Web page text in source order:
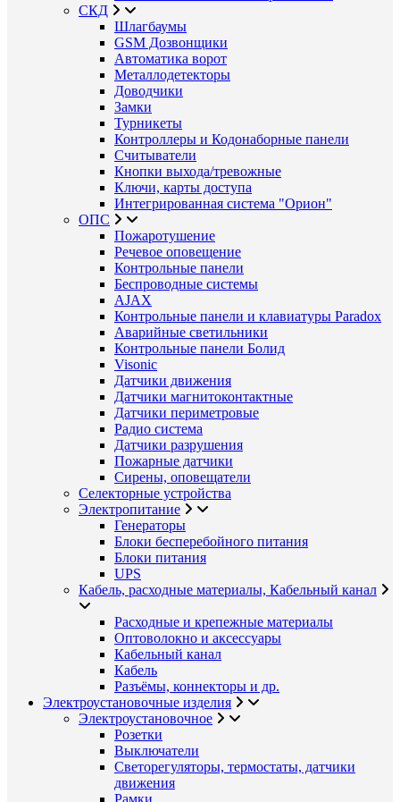
СКД
Шлагбаумы
GSM Дозвонщики
Автоматика ворот
Металлодетекторы
Доводчики
Замки
Турникеты
Контроллеры и Кодонаборные панели
Считыватели
Кнопки выхода/тревожные
Ключи, карты доступа
Интегрированная система "Орион"
ОПС
Пожаротушение
Речевое оповещение
Контрольные панели
Беспроводные системы
AJAX
Контрольные панели и клавиатуры Paradox
Аварийные светильники
Контрольные панели Болид
Visonic
Датчики движения
Датчики магнитоконтактные
Датчики периметровые
Радио система
Датчики разрушения
Пожарные датчики
Сирены, оповещатели
Селекторные устройства
Электропитание
Генераторы
Блоки бесперебойного питания
Блоки питания
UPS
Кабель, расходные материалы, Кабельный канал
Расходные и крепежные материалы
Оптоволокно и аксессуары
Кабельный канал
Кабель
Разъёмы, коннекторы и др.
Электроустановочные изделия
Электроустановочное
Розетки
Выключатели
Светорегуляторы, термостаты, датчики
движения
Рамки